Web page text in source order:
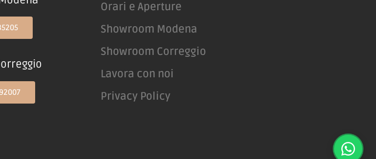
Orari e Aperture
Showroom Modena
Showroom Correggio
Lavora con noi
Privacy Policy